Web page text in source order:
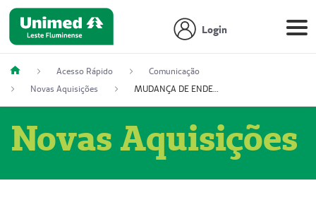
Login
Acesso Rápido
Comunicação
Novas Aquisições
MUDANÇA DE ENDEREÇO - DIAGITAB SERVIÇOS MÉDICOS LTDA (54003267-5)
Novas Aquisições